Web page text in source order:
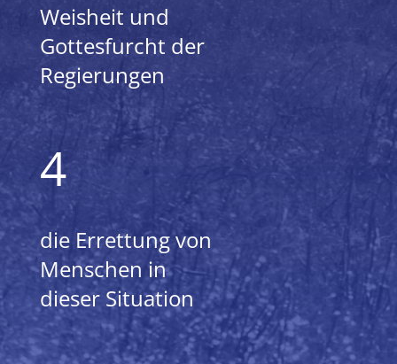
Weisheit und
Gottesfurcht der
Regierungen
4
die Errettung von
Menschen in
dieser Situation